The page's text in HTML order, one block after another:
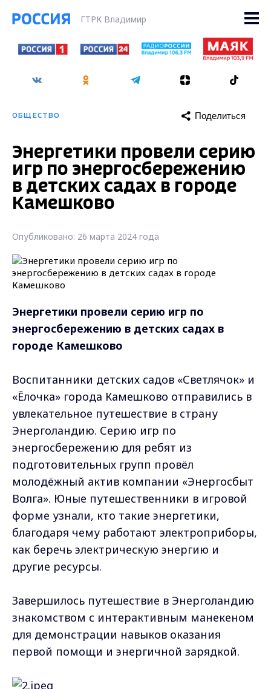
ГТРК Владимир
ОБЩЕСТВО Поделиться
Энергетики провели серию
игр по энергосбережению
в детских садах в городе
Камешково
Опубликовано: 26 марта 2024 года
Энергетики провели серию игр по
энергосбережению в детских садах в
городе Камешково
Воспитанники детских садов «Светлячок» и
«Ёлочка» города Камешково отправились в
увлекательное путешествие в страну
Энерголандию. Серию игр по
энергосбережению для ребят из
подготовительных групп провёл
молодёжный актив компании «Энергосбыт
Волга». Юные путешественники в игровой
форме узнали, кто такие энергетики,
благодаря чему работают электроприборы,
как беречь электрическую энергию и
другие ресурсы.
Завершилось путешествие в Энерголандию
знакомством с интерактивным манекеном
для демонстрации навыков оказания
первой помощи и энергичной зарядкой.